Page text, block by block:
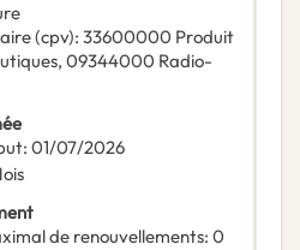
(cpv): 33600000 Produit
, 09344000 Radio-
: 01/07/2026
de renouvellements: 0